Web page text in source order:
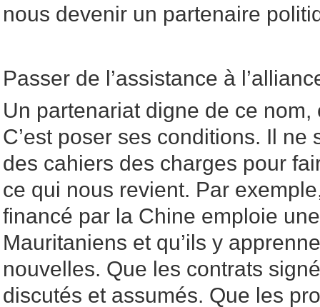
nous devenir un partenaire
Passer de l’assistance à
Un partenariat digne de ce nom,
C’est poser ses conditions. Il ne
des cahiers des charges pour
ce qui nous revient. Par
financé par la Chine emploie
Mauritaniens et qu’ils y
nouvelles. Que les contrats
discutés et assumés. Que les